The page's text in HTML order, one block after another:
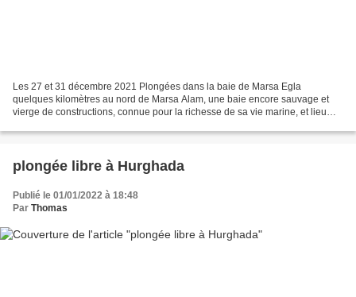
Les 27 et 31 décembre 2021 Plongées dans la baie de Marsa Egla
quelques kilomètres au nord de Marsa Alam, une baie encore sauvage et
vierge de constructions, connue pour la richesse de sa vie marine, et lieu
plongée libre à Hurghada
Publié le 01/01/2022 à 18:48
Par Thomas